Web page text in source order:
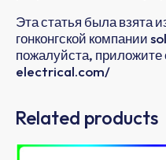
Эта статья была взята
гонконгской компании
пожалуйста,
electrical.com/
Related products